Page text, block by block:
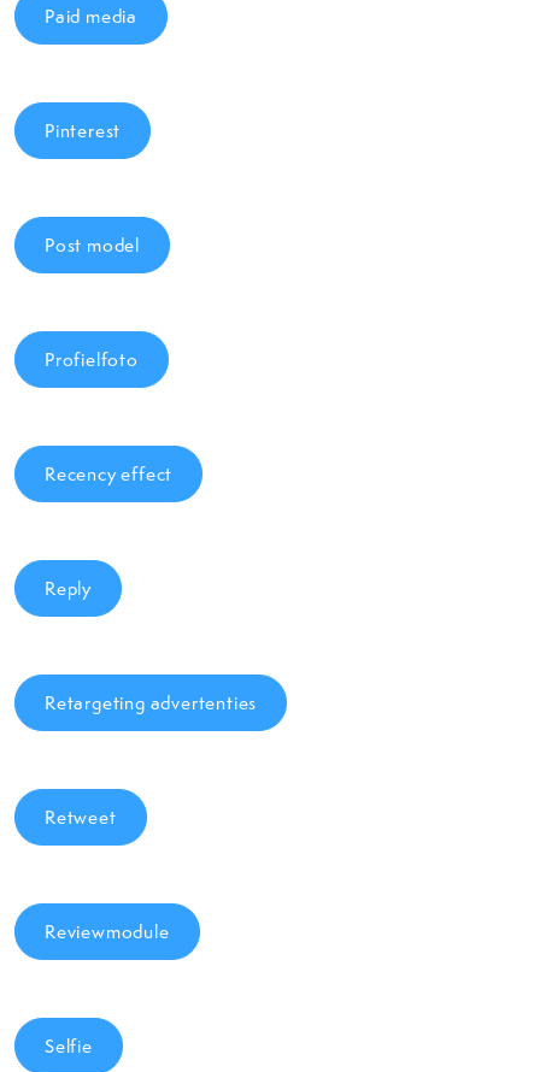
Paid media
Pinterest
Post model
Profielfoto
Recency effect
Reply
Retargeting advertenties
Retweet
Reviewmodule
Selfie